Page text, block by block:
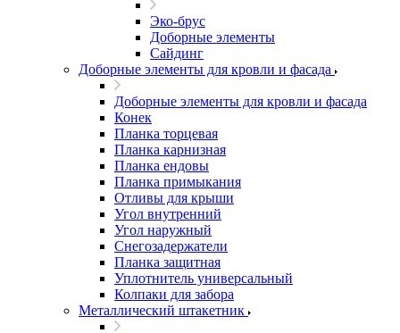
Эко-брус
Доборные элементы
Сайдинг
Доборные элементы для кровли и фасада
Доборные элементы для кровли и фасада
Конек
Планка торцевая
Планка карнизная
Планка ендовы
Планка примыкания
Отливы для крыши
Угол внутренний
Угол наружный
Снегозадержатели
Планка защитная
Уплотнитель универсальный
Колпаки для забора
Металлический штакетник